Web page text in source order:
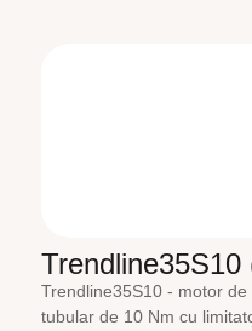
Trendline35S10 - motor
tubular de 10 Nm cu